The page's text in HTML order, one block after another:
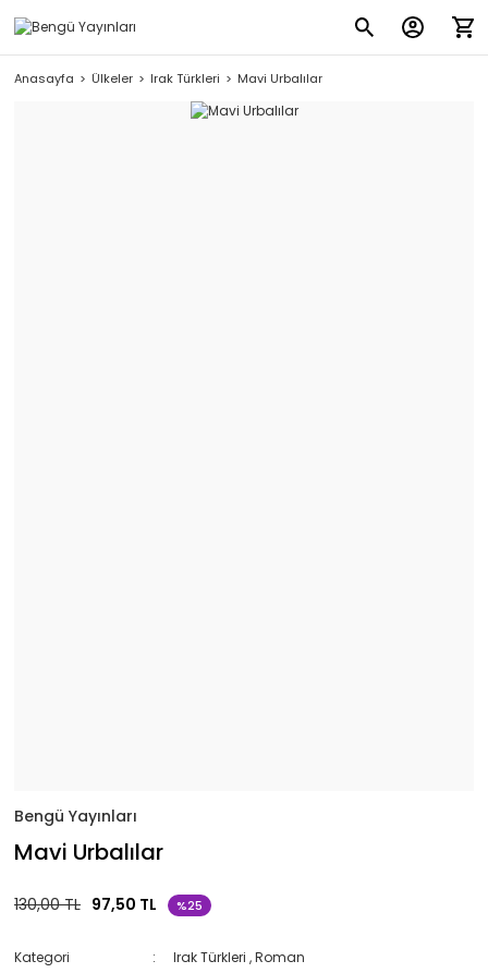
Anasayfa Ülkeler Irak Türkleri Mavi Urbalılar
Bengü Yayınları
Mavi Urbalılar
130,00 TL 97,50 TL %25
Kategori Irak Türkleri ,Roman